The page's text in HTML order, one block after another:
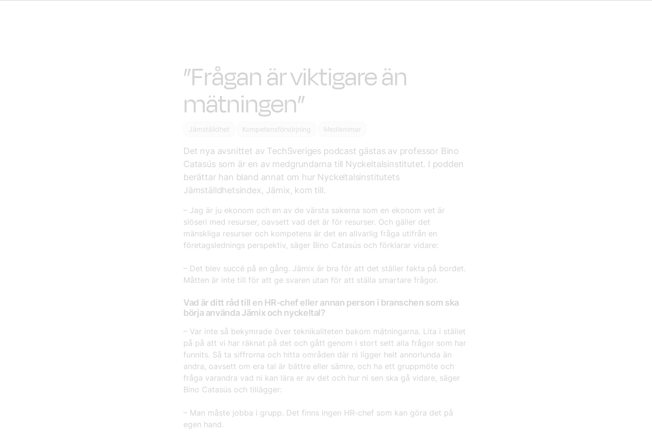
”Frågan är viktigare än
mätningen”
Jämställdhet Kompetensförsörjning Medlemmar
Det nya avsnittet av TechSveriges podcast gästas av professor Bino
Catasús som är en av medgrundarna till Nyckeltalsinstitutet. I podden
berättar han bland annat om hur Nyckeltalsinstitutets
Jämställdhetsindex, Jämix, kom till.
– Jag är ju ekonom och en av de värsta sakerna som en ekonom vet är
slöseri med resurser, oavsett vad det är för resurser. Och gäller det
mänskliga resurser och kompetens är det en allvarlig fråga utifrån en
företagslednings perspektiv, säger Bino Catasús och förklarar vidare:
– Det blev succé på en gång. Jämix är bra för att det ställer fakta på bordet.
Måtten är inte till för att ge svaren utan för att ställa smartare frågor.
Vad är ditt råd till en HR-chef eller annan person i branschen som ska
börja använda Jämix och nyckeltal?
– Var inte så bekymrade över teknikaliteten bakom mätningarna. Lita i stället
på på att vi har räknat på det och gått genom i stort sett alla frågor som har
funnits. Så ta siffrorna och hitta områden där ni ligger helt annorlunda än
andra, oavsett om era tal är bättre eller sämre, och ha ett gruppmöte och
fråga varandra vad ni kan lära er av det och hur ni sen ska gå vidare, säger
Bino Catasús och tillägger:
– Man måste jobba i grupp. Det finns ingen HR-chef som kan göra det på
egen hand.